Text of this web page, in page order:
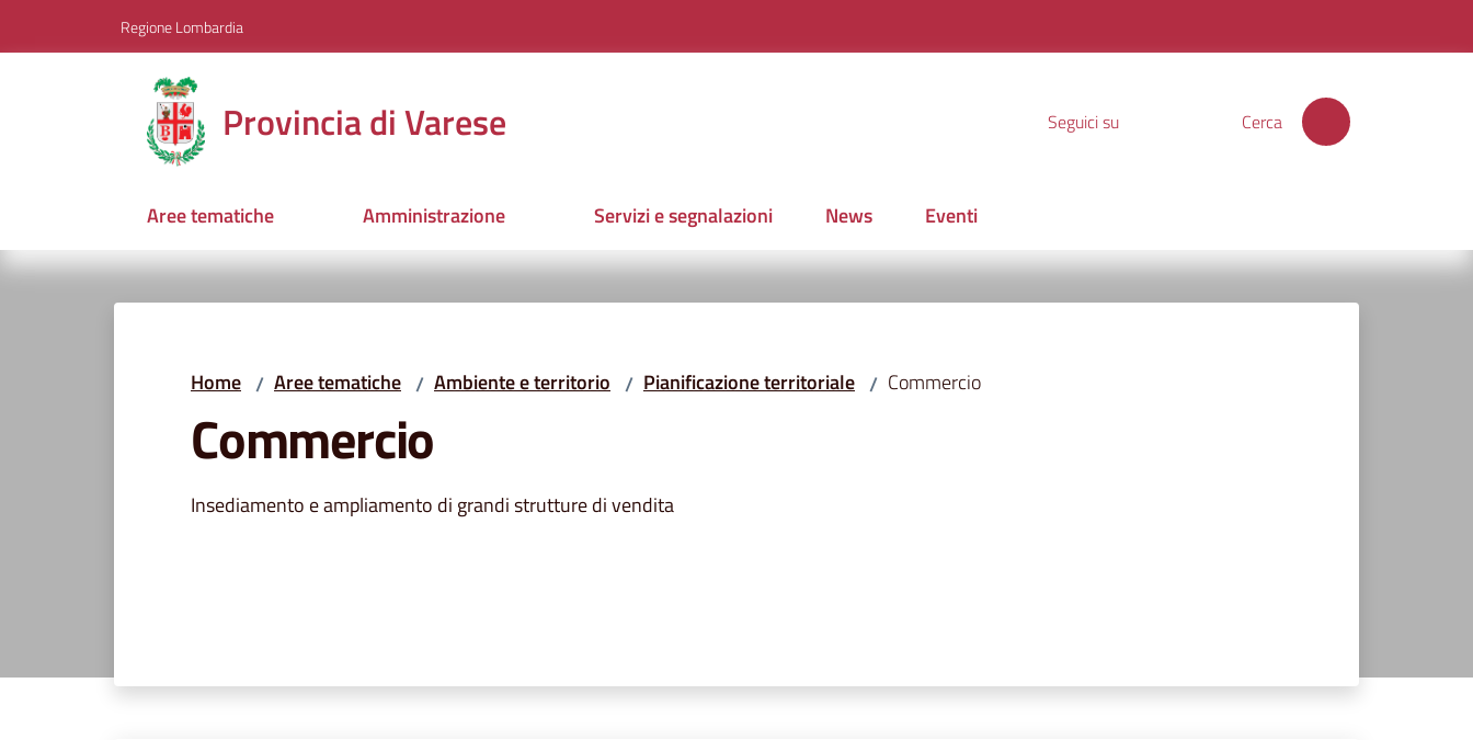
Regione Lombardia
Provincia di Varese Seguici su Cerca
Aree tematiche Amministrazione Servizi e segnalazioni News Eventi
Home / Aree tematiche / Ambiente e territorio / Pianificazione territoriale / Commercio
Commercio
Insediamento e ampliamento di grandi strutture di vendita